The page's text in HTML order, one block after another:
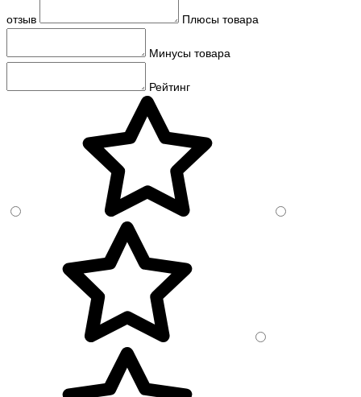
отзыв Плюсы товара
Минусы товара
Рейтинг